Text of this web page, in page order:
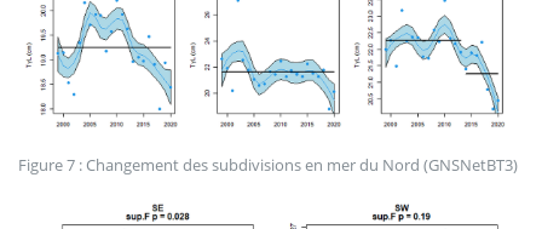
Figure 7 : Changement des subdivisions en mer du Nord (GNSNetBT3)